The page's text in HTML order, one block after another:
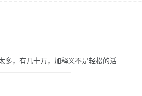
多，有几十万，加释义不是轻松的活